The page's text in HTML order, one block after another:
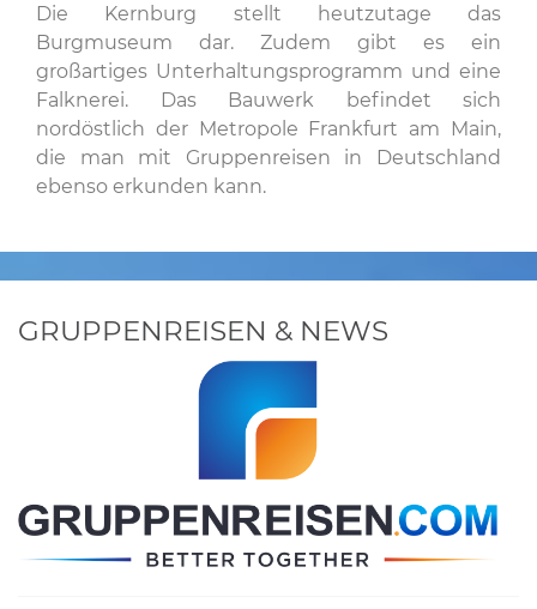
Die Kernburg stellt heutzutage das
Burgmuseum dar. Zudem gibt es ein
großartiges Unterhaltungsprogramm und eine
Falknerei. Das Bauwerk befindet sich
nordöstlich der Metropole Frankfurt am Main,
die man mit Gruppenreisen in Deutschland
ebenso erkunden kann.
GRUPPENREISEN & NEWS